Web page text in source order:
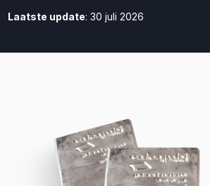
Laatste update: 30 juli 2026